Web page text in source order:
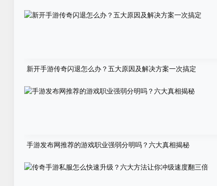
新开手游传奇闪退怎么办？五大原因及解决方案一次搞定
手游发布网推荐的游戏职业强弱分明吗？六大真相揭秘